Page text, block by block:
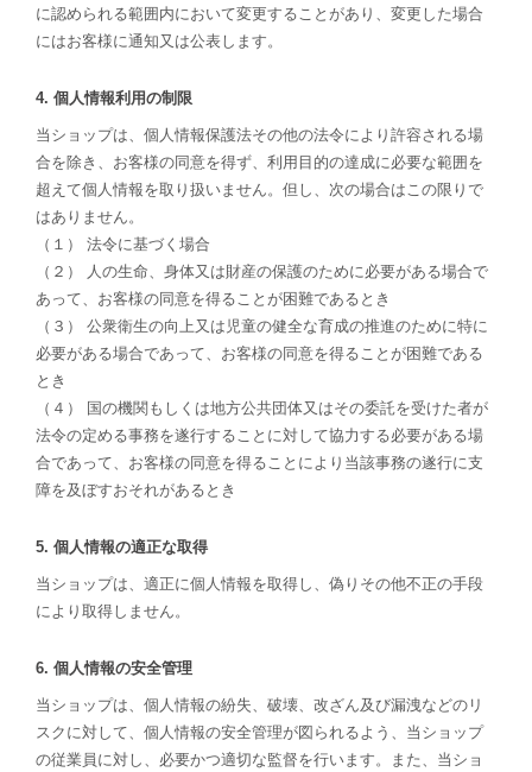
に認められる範囲内において変更することがあり、変更した場合
にはお客様に通知又は公表します。
4. 個人情報利用の制限
当ショップは、個人情報保護法その他の法令により許容される場
合を除き、お客様の同意を得ず、利用目的の達成に必要な範囲を
超えて個人情報を取り扱いません。但し、次の場合はこの限りで
はありません。
（１） 法令に基づく場合
（２） 人の生命、身体又は財産の保護のために必要がある場合で
あって、お客様の同意を得ることが困難であるとき
（３） 公衆衛生の向上又は児童の健全な育成の推進のために特に
必要がある場合であって、お客様の同意を得ることが困難である
とき
（４） 国の機関もしくは地方公共団体又はその委託を受けた者が
法令の定める事務を遂行することに対して協力する必要がある場
合であって、お客様の同意を得ることにより当該事務の遂行に支
障を及ぼすおそれがあるとき
5. 個人情報の適正な取得
当ショップは、適正に個人情報を取得し、偽りその他不正の手段
により取得しません。
6. 個人情報の安全管理
当ショップは、個人情報の紛失、破壊、改ざん及び漏洩などのリ
スクに対して、個人情報の安全管理が図られるよう、当ショップ
の従業員に対し、必要かつ適切な監督を行います。また、当ショ